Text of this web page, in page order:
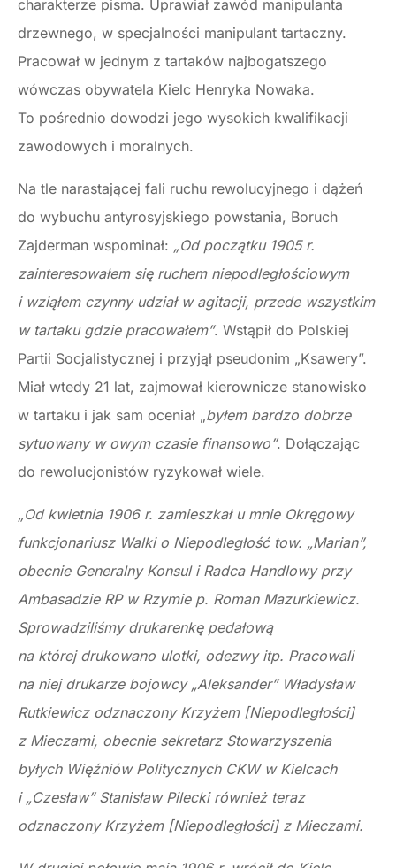
charakterze pisma. Uprawiał zawód manipulanta
drzewnego, w specjalności manipulant tartaczny.
Pracował w jednym z tartaków najbogatszego
wówczas obywatela Kielc Henryka Nowaka.
To pośrednio dowodzi jego wysokich kwalifikacji
zawodowych i moralnych.
Na tle narastającej fali ruchu rewolucyjnego i dążeń
do wybuchu antyrosyjskiego powstania, Boruch
Zajderman wspominał: „Od początku 1905 r.
zainteresowałem się ruchem niepodległościowym
i wziąłem czynny udział w agitacji, przede wszystkim
w tartaku gdzie pracowałem”. Wstąpił do Polskiej
Partii Socjalistycznej i przyjął pseudonim „Ksawery”.
Miał wtedy 21 lat, zajmował kierownicze stanowisko
w tartaku i jak sam oceniał „byłem bardzo dobrze
sytuowany w owym czasie finansowo”. Dołączając
do rewolucjonistów ryzykował wiele.
„Od kwietnia 1906 r. zamieszkał u mnie Okręgowy
funkcjonariusz Walki o Niepodległość tow. „Marian”,
obecnie Generalny Konsul i Radca Handlowy przy
Ambasadzie RP w Rzymie p. Roman Mazurkiewicz.
Sprowadziliśmy drukarenkę pedałową
na której drukowano ulotki, odezwy itp. Pracowali
na niej drukarze bojowcy „Aleksander” Władysław
Rutkiewicz odznaczony Krzyżem [Niepodległości]
z Mieczami, obecnie sekretarz Stowarzyszenia
byłych Więźniów Politycznych CKW w Kielcach
i „Czesław” Stanisław Pilecki również teraz
odznaczony Krzyżem [Niepodległości] z Mieczami.